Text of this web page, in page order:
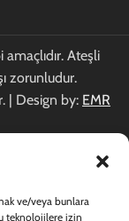
ve/veya bunlara
teknolojilere izin
Ateşli
zorunludur.
| Design by: EMR